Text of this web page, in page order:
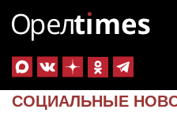
СОЦИАЛЬНЫЕ